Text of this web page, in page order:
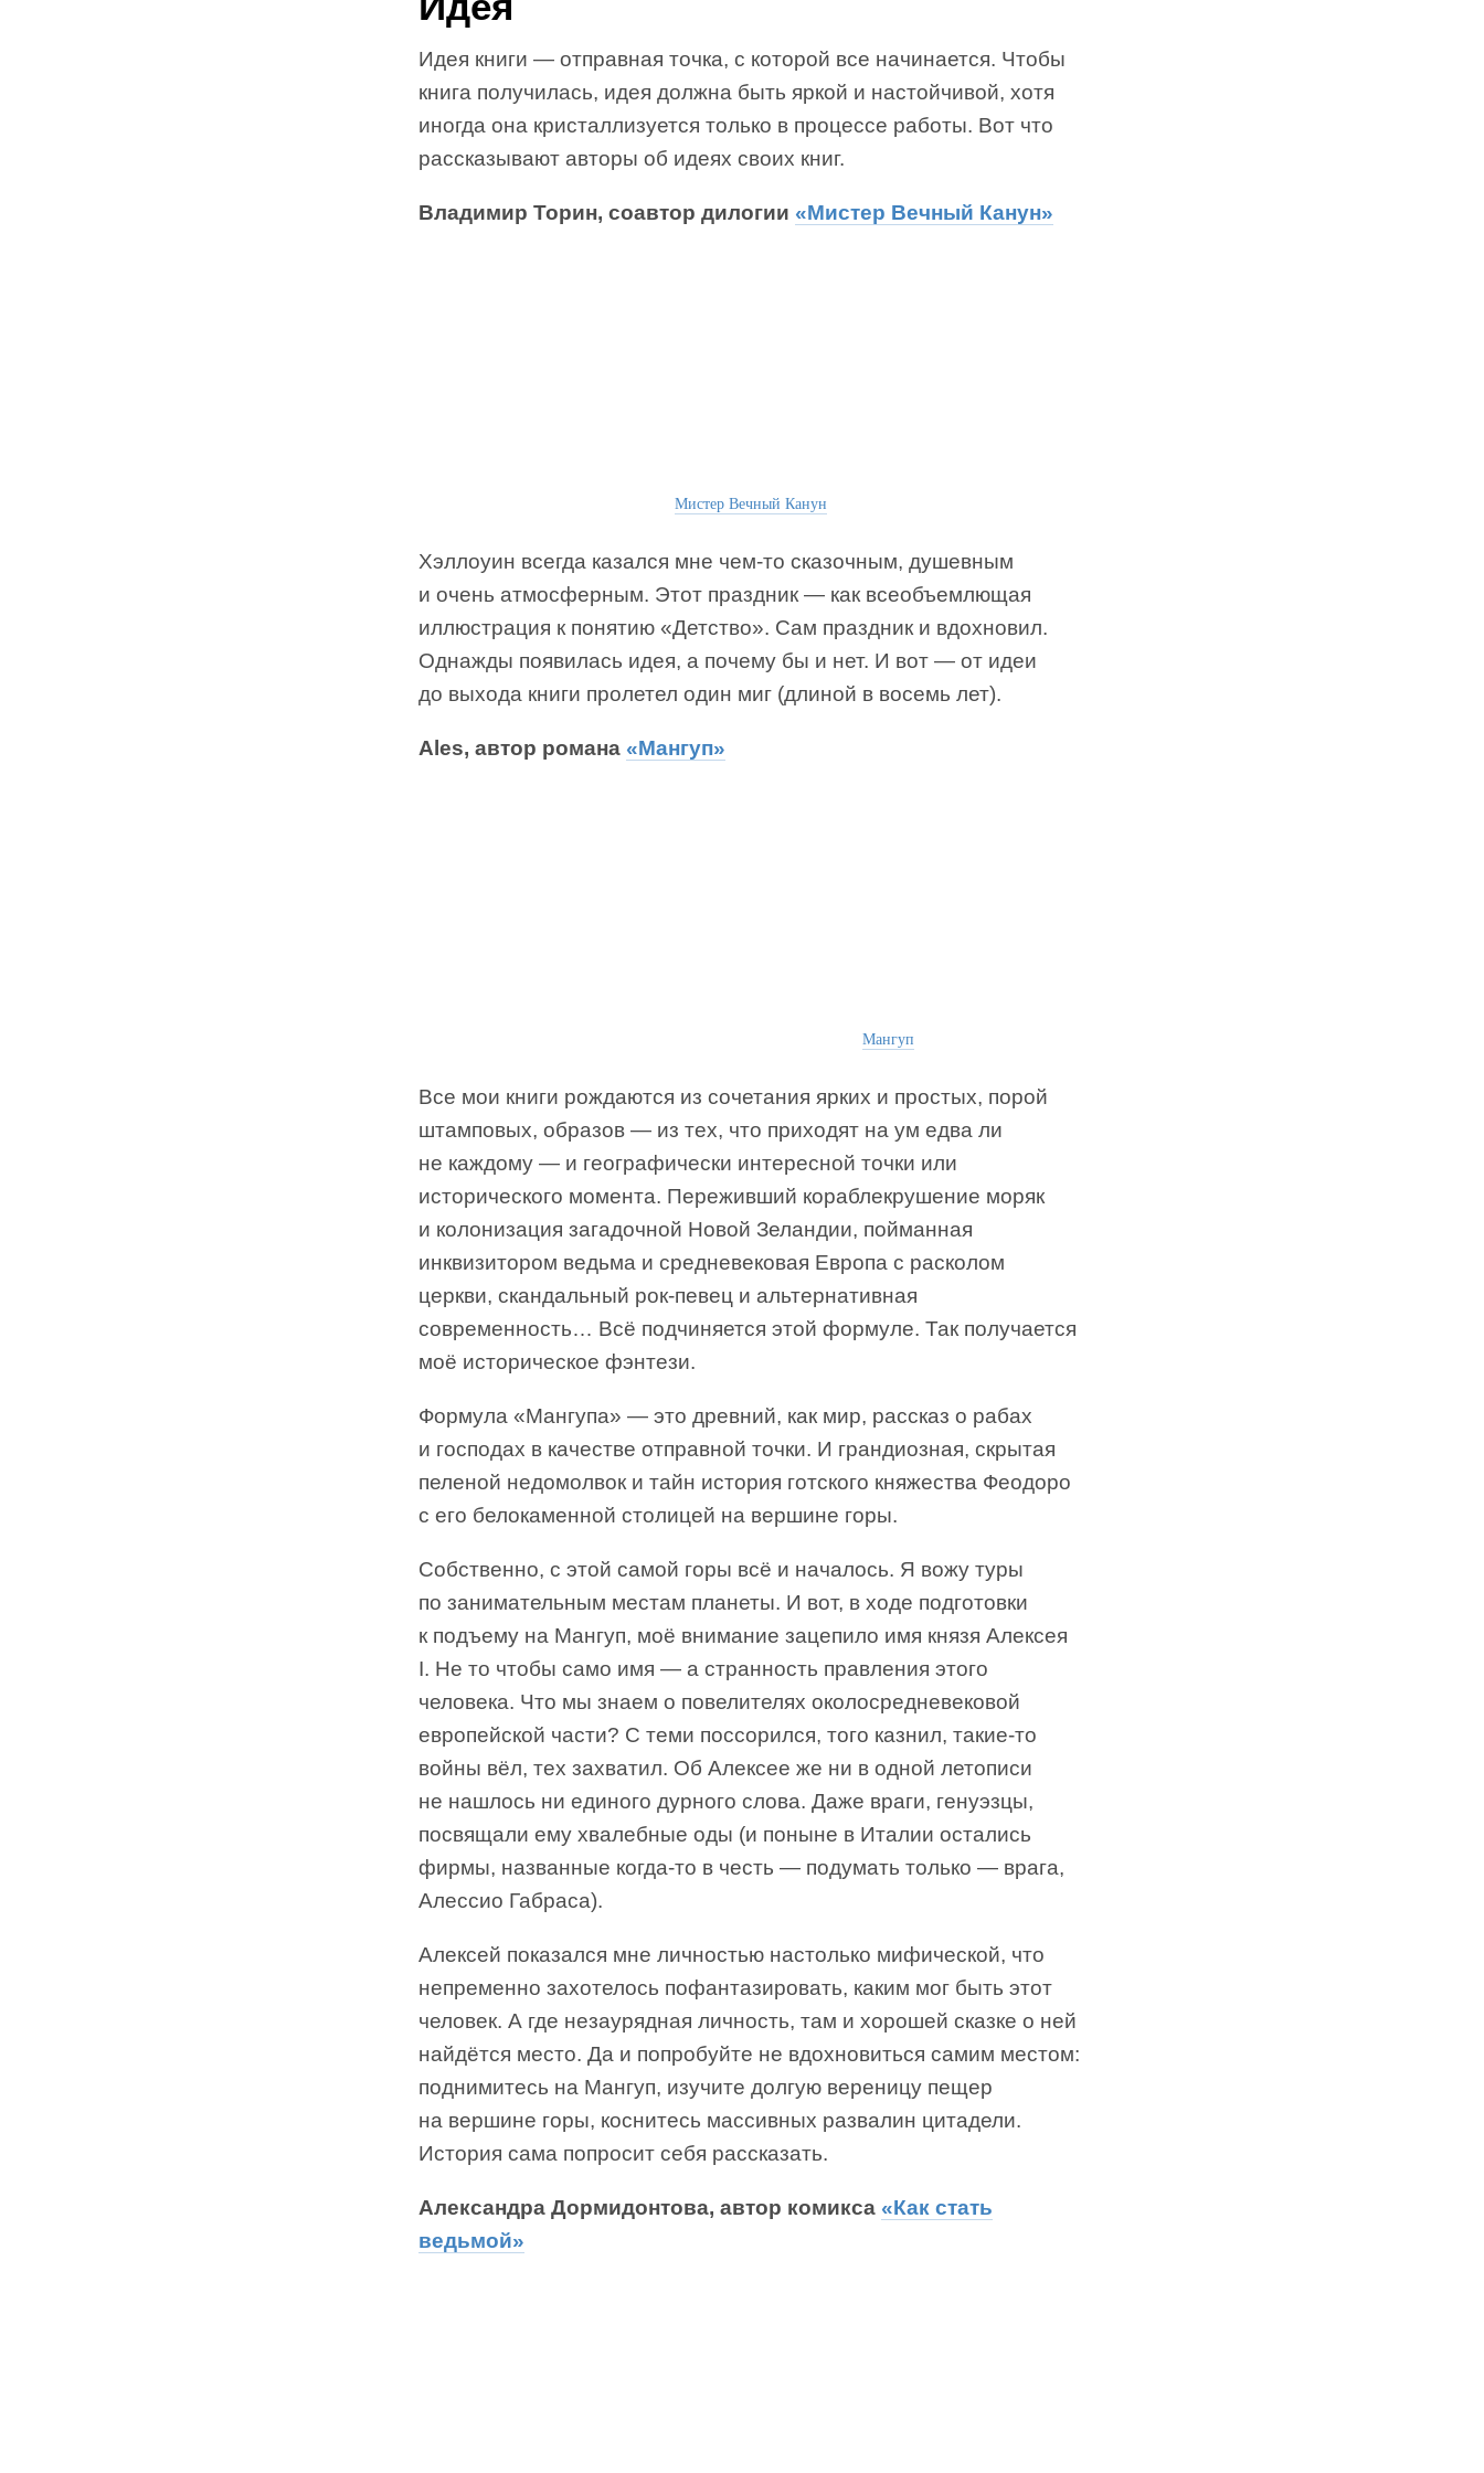
Идея книги — отправная точка, с которой все начинается. Чтобы
книга получилась, идея должна быть яркой и настойчивой, хотя
иногда она кристаллизуется только в процессе работы. Вот что
рассказывают авторы об идеях своих книг.
Владимир Торин, соавтор дилогии «Мистер Вечный Канун»
Мистер Вечный Канун
Хэллоуин всегда казался мне чем-то сказочным, душевным
и очень атмосферным. Этот праздник — как всеобъемлющая
иллюстрация к понятию «Детство». Сам праздник и вдохновил.
Однажды появилась идея, а почему бы и нет. И вот — от идеи
до выхода книги пролетел один миг (длиной в восемь лет).
Ales, автор романа «Мангуп»
Мангуп
Все мои книги рождаются из сочетания ярких и простых, порой
штамповых, образов — из тех, что приходят на ум едва ли
не каждому — и географически интересной точки или
исторического момента. Переживший кораблекрушение моряк
и колонизация загадочной Новой Зеландии, пойманная
инквизитором ведьма и средневековая Европа с расколом
церкви, скандальный рок-певец и альтернативная
современность… Всё подчиняется этой формуле. Так получается
моё историческое фэнтези.
Формула «Мангупа» — это древний, как мир, рассказ о рабах
и господах в качестве отправной точки. И грандиозная, скрытая
пеленой недомолвок и тайн история готского княжества Феодоро
с его белокаменной столицей на вершине горы.
Собственно, с этой самой горы всё и началось. Я вожу туры
по занимательным местам планеты. И вот, в ходе подготовки
к подъему на Мангуп, моё внимание зацепило имя князя Алексея
I. Не то чтобы само имя — а странность правления этого
человека. Что мы знаем о повелителях околосредневековой
европейской части? С теми поссорился, того казнил, такие-то
войны вёл, тех захватил. Об Алексее же ни в одной летописи
не нашлось ни единого дурного слова. Даже враги, генуэзцы,
посвящали ему хвалебные оды (и поныне в Италии остались
фирмы, названные когда-то в честь — подумать только — врага,
Алессио Габраса).
Алексей показался мне личностью настолько мифической, что
непременно захотелось пофантазировать, каким мог быть этот
человек. А где незаурядная личность, там и хорошей сказке о ней
найдётся место. Да и попробуйте не вдохновиться самим местом:
поднимитесь на Мангуп, изучите долгую вереницу пещер
на вершине горы, коснитесь массивных развалин цитадели.
История сама попросит себя рассказать.
Александра Дормидонтова, автор комикса «Как стать
ведьмой»